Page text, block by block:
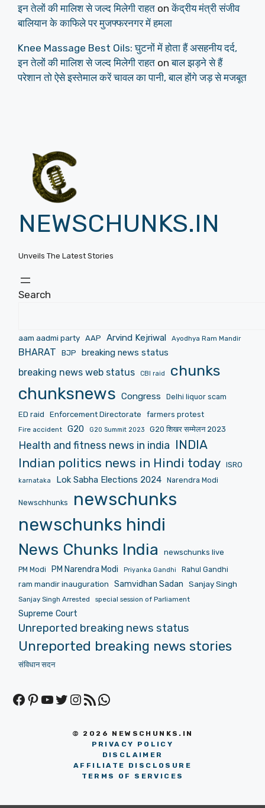
इन तेलों की मालिश से जल्द मिलेगी राहत onकेंद्रीय मंत्री संजीव
बालियान के काफिले पर मुजफ्फरनगर में हमला
Knee Massage Best Oils: घुटनों में होता हैं असहनीय दर्द,
इन तेलों की मालिश से जल्द मिलेगी राहत onबाल झड़ने से हैं
परेशान तो ऐसे इस्तेमाल करें चावल का पानी, बाल होंगे जड़ से मजबूत
NEWSCHUNKS.IN
Unveils The Latest Stories
Search
aam aadmi party AAP Arvind Kejriwal Ayodhya Ram Mandir
BHARAT BJP breaking news status
breaking news web status CBI raid chunks
chunksnews Congress
Delhi liquor scam
ED raid
Enforcement Directorate farmers protest
Fire accident G20 G20 Summit 2023 G20 शिखर सम्मेलन 2023
Health and fitness news in india INDIA
Indian politics news in Hindi today
ISRO
karnataka Lok Sabha Elections 2024 Narendra Modi
Newschhunks
newschunks
newschunks hindi
News Chunks India
newschunks live
PM Modi
PM Narendra Modi Priyanka Gandhi
Rahul Gandhi
ram mandir inauguration
Samvidhan Sadan Sanjay Singh
Sanjay Singh Arrested special session of Parliament
Supreme Court
Unreported breaking news status
Unreported breaking news stories
संविधान सदन
Facebook
Pinterest
YouTube
Twitter
Instagram
RSS FeedWhatsApp
© 2026 NEWSCHUNKS.IN
PRIVACY POLICY
DISCLAIMER
AFFILIATE DISCLOSURE
TERMS OF SERVICES